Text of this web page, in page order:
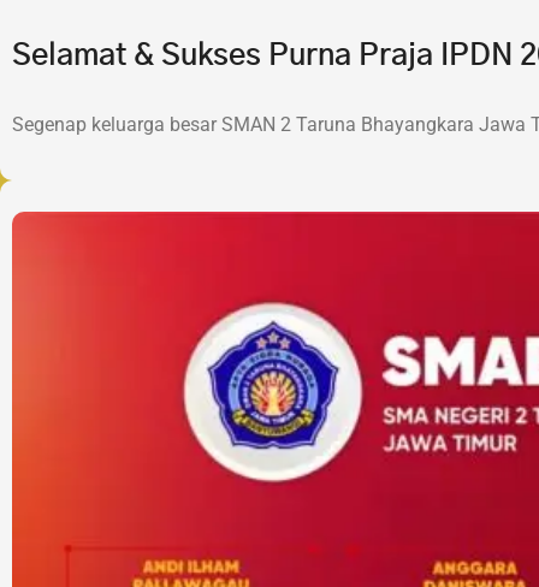
Selamat & Sukses Purna Praja IPDN
Segenap keluarga besar SMAN 2 Taruna Bhayangkara Jawa